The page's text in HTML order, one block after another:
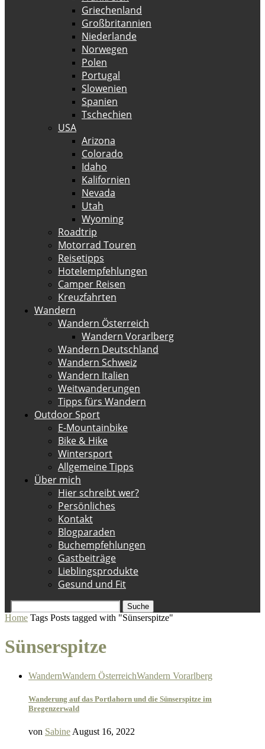
Griechenland
Großbritannien
Niederlande
Norwegen
Polen
Portugal
Slowenien
Spanien
Tschechien
USA
Arizona
Colorado
Idaho
Kalifornien
Nevada
Utah
Wyoming
Roadtrip
Motorrad Touren
Reisetipps
Hotelempfehlungen
Camper Reisen
Kreuzfahrten
Wandern
Wandern Österreich
Wandern Vorarlberg
Wandern Deutschland
Wandern Schweiz
Wandern Italien
Weitwanderungen
Tipps fürs Wandern
Outdoor Sport
E-Mountainbike
Bike & Hike
Wintersport
Allgemeine Tipps
Über mich
Hier schreibt wer?
Persönliches
Kontakt
Blogparaden
Buchempfehlungen
Gastbeiträge
Lieblingsprodukte
Gesund und Fit
Suche
Home Tags Posts tagged with "Sünserspitze"
Sünserspitze
WandernWandern ÖsterreichWandern Vorarlberg
Wanderung auf das Portlahorn und die Sünserspitze im
Bregenzerwald
von Sabine August 16, 2022